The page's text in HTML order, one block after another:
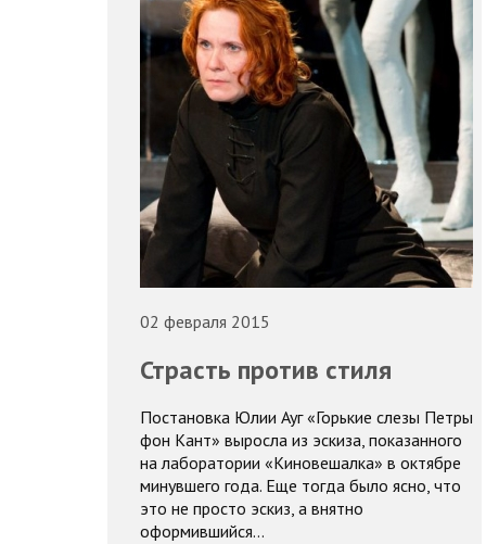
02 февраля 2015
Страсть против стиля
Постановка Юлии Ауг «Горькие слезы Петры
фон Кант» выросла из эскиза, показанного
на лаборатории «Киновешалка» в октябре
минувшего года. Еще тогда было ясно, что
это не просто эскиз, а внятно
оформившийся…